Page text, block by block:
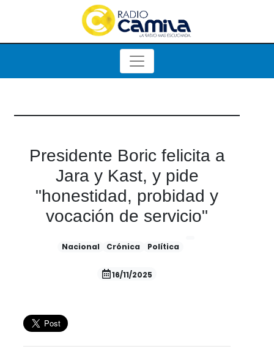
Presidente Boric felicita a
Jara y Kast, y pide
"honestidad, probidad y
vocación de servicio"
Nacional Crónica Política
16/11/2025